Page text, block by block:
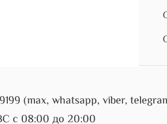
(max, whatsapp, viber,
с 08:00 до 20:00